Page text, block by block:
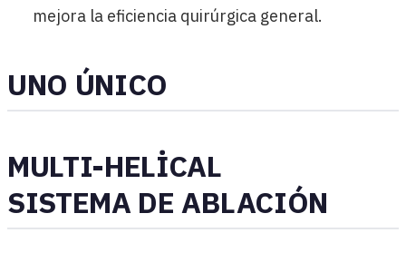
mejora la eficiencia quirúrgica general.
UNO ÚNICO
MULTI-HELİCAL
SISTEMA DE ABLACIÓN